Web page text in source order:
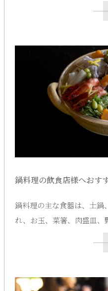
鍋料理の飲食店様へおす
鍋料理の主な食器は、土鍋
れ、お玉、菜箸、肉盛皿、